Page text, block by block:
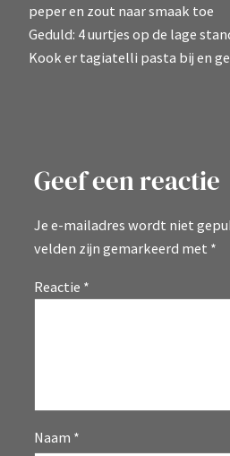
peper en zout naar smaak toe
Geduld: 4 uurtjes op de lage
Kook er tagiatelli pasta bij en
Geef een reactie
Je e-mailadres wordt niet
velden zijn gemarkeerd met *
Reactie *
Naam *